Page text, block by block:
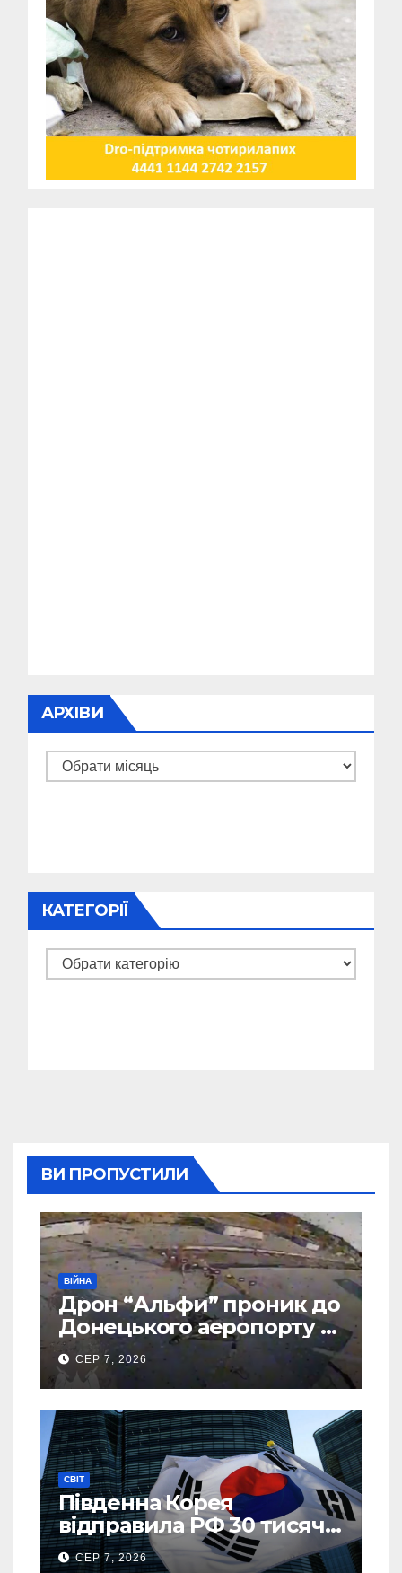
АРХІВИ
Архіви
КАТЕГОРІЇ
Категорії
ВИ ПРОПУСТИЛИ
ВІЙНА
Дрон “Альфи” проник до
Донецького аеропорту та
спалив “Шахед” ще до
запуску
СЕР 7, 2026
СВІТ
Південна Корея
відправила РФ 30 тисяч
тонн авіапалива
СЕР 7, 2026